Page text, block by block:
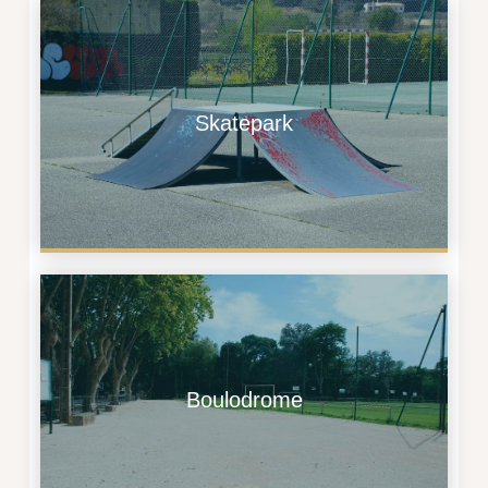
Skatepark
Boulodrome